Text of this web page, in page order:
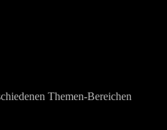
Themen-Bereichen